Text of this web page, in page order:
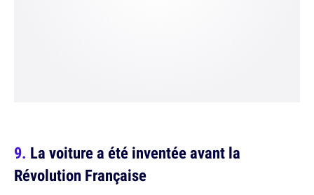
La voiture a été inventée avant la
Révolution Française